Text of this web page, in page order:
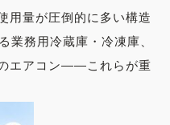
用量が圧倒的に多い構造
業務用冷蔵庫・冷凍庫、
エアコン——これらが重